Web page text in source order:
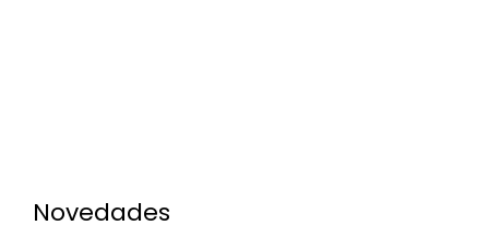
Novedades